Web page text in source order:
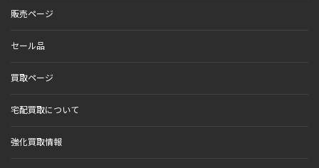
販売ページ
セール品
買取ページ
宅配買取について
強化買取情報